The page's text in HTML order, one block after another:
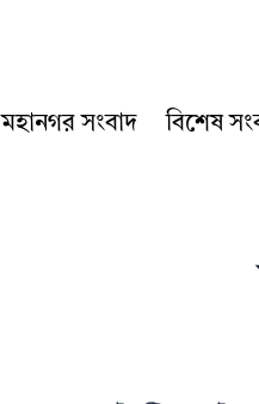
মহানগর সংবাদ বিশেষ